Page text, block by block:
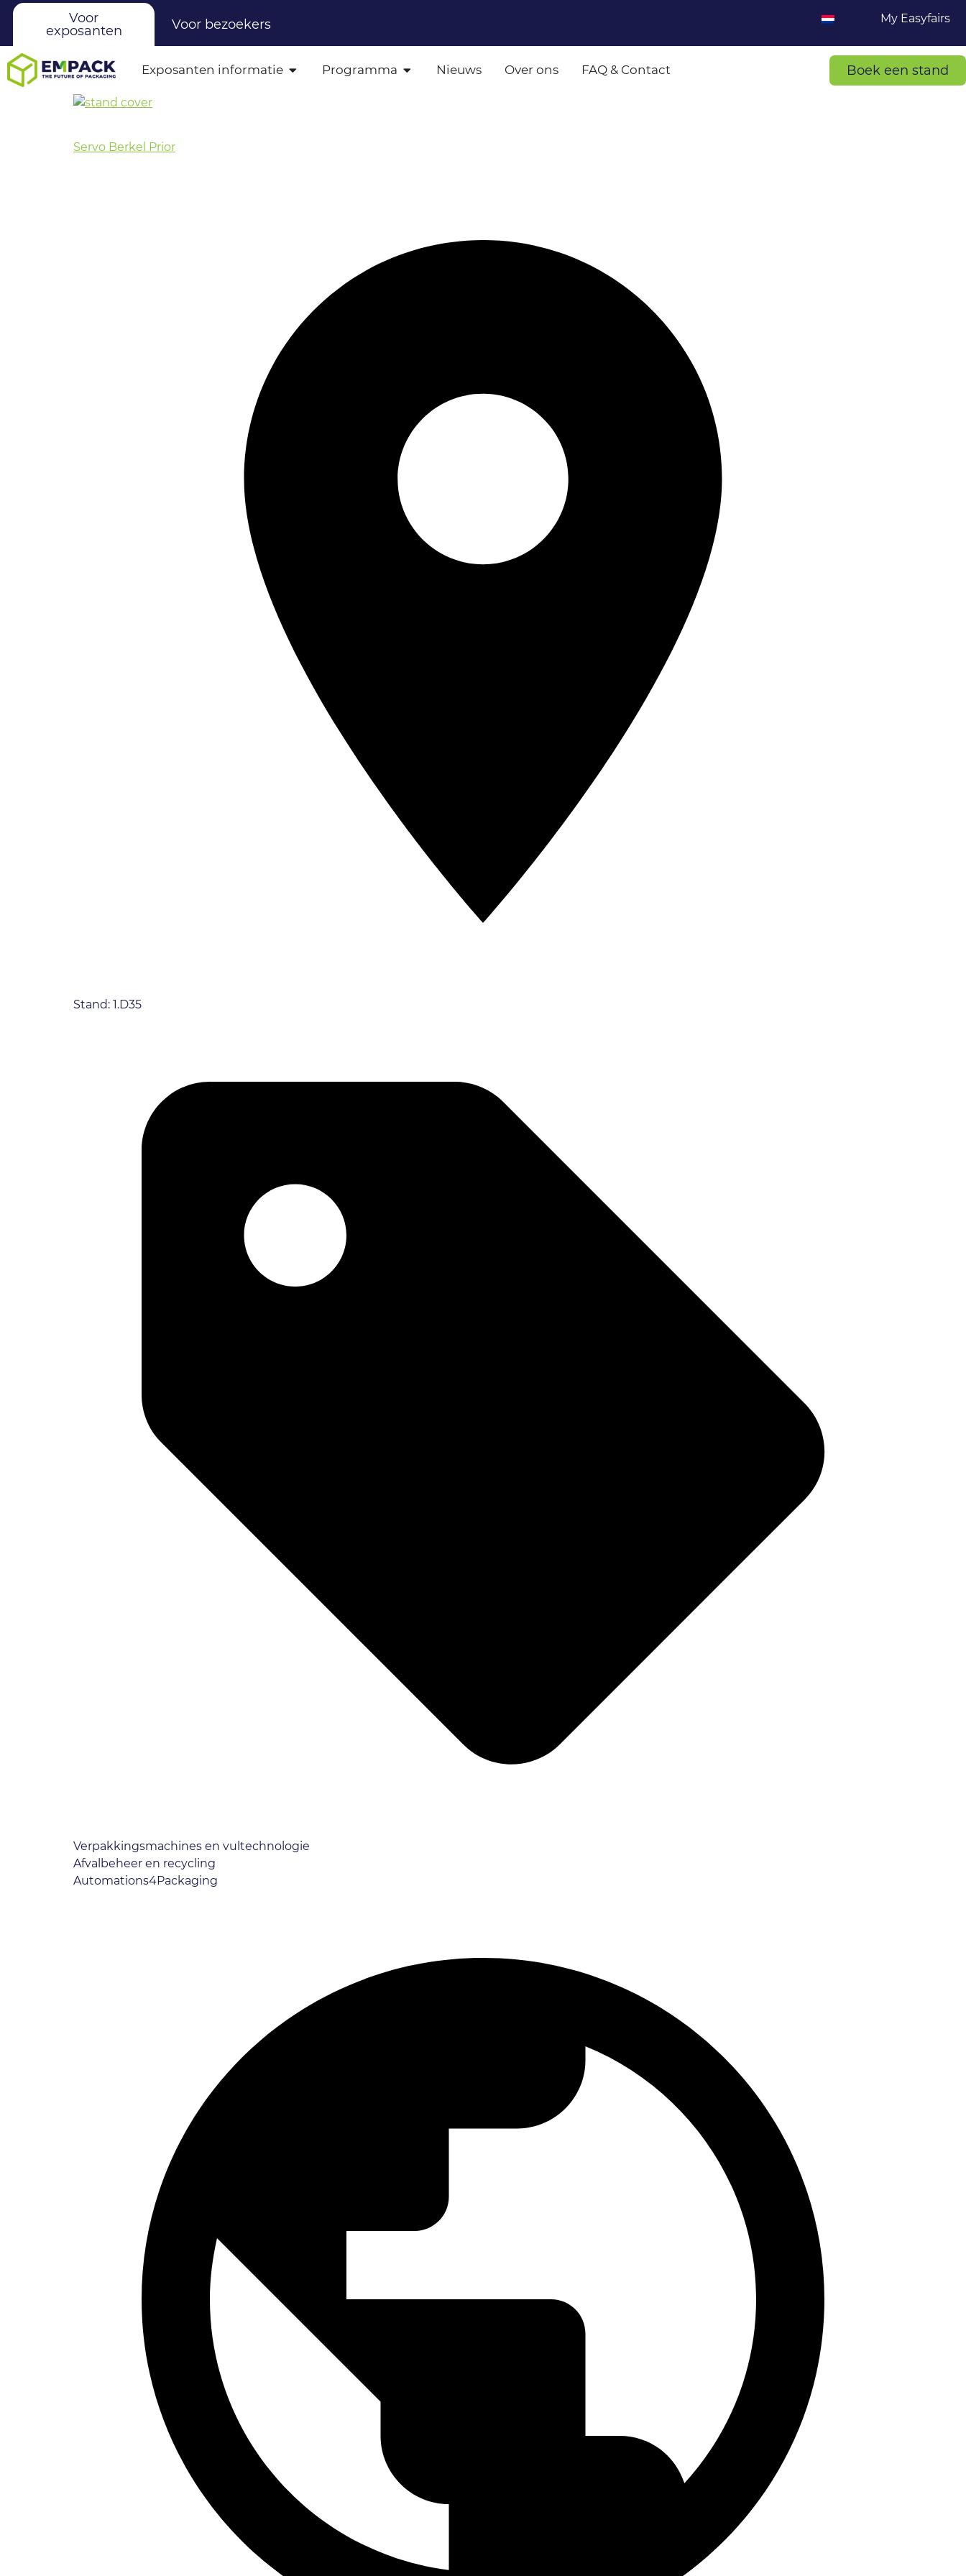
Voor
exposanten
Voor bezoekers My Easyfairs
Exposanten informatie Programma Nieuws Over ons FAQ & Contact Boek een stand
Servo Berkel Prior
Stand: 1.D35
Verpakkingsmachines en vultechnologie
Afvalbeheer en recycling
Automations4Packaging